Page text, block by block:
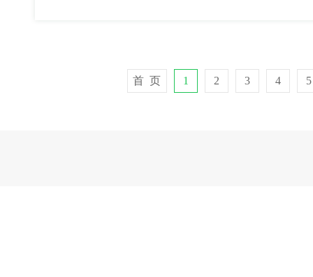
首 页 1 2 3 4 5